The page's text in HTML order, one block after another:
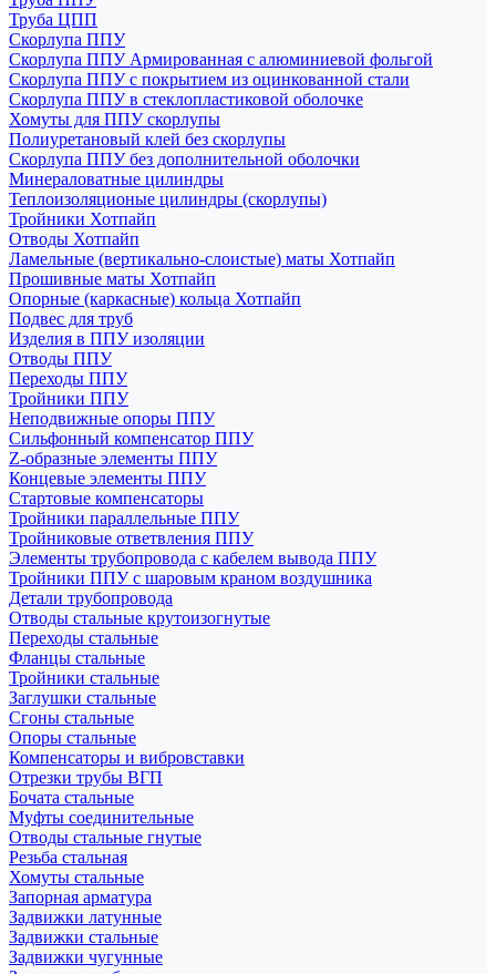
Труба ЦПП
Скорлупа ППУ
Скорлупа ППУ Армированная с алюминиевой фольгой
Скорлупа ППУ с покрытием из оцинкованной стали
Скорлупа ППУ в стеклопластиковой оболочке
Хомуты для ППУ скорлупы
Полиуретановый клей без скорлупы
Скорлупа ППУ без дополнительной оболочки
Минераловатные цилиндры
Теплоизоляционые цилиндры (скорлупы)
Тройники Хотпайп
Отводы Хотпайп
Ламельные (вертикально-слоистые) маты Хотпайп
Прошивные маты Хотпайп
Опорные (каркасные) кольца Хотпайп
Подвес для труб
Изделия в ППУ изоляции
Отводы ППУ
Переходы ППУ
Тройники ППУ
Неподвижные опоры ППУ
Cильфонный компенсатор ППУ
Z-образные элементы ППУ
Концевые элементы ППУ
Стартовые компенсаторы
Тройники параллельные ППУ
Тройниковые ответвления ППУ
Элементы трубопровода с кабелем вывода ППУ
Тройники ППУ с шаровым краном воздушника
Детали трубопровода
Отводы стальные крутоизогнутые
Переходы стальные
Фланцы стальные
Тройники стальные
Заглушки стальные
Сгоны стальные
Опоры стальные
Компенсаторы и вибровставки
Отрезки трубы ВГП
Бочата стальные
Муфты соединительные
Отводы стальные гнутые
Резьба стальная
Хомуты стальные
Запорная арматура
Задвижки латунные
Задвижки стальные
Задвижки чугунные